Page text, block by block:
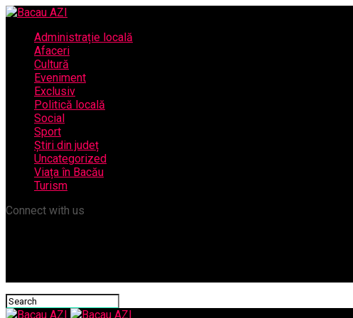
Administrație locală
Afaceri
Cultură
Eveniment
Exclusiv
Politică locală
Social
Sport
Știri din județ
Uncategorized
Viața în Bacău
Turism
Connect with us